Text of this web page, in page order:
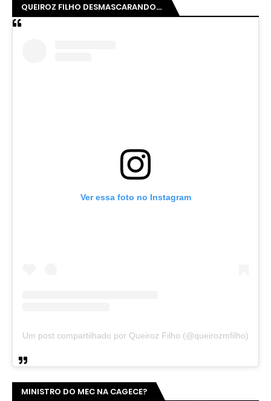
QUEIROZ FILHO DESMASCARANDO...
Ver essa foto no Instagram
Um post compartilhado por Queiroz Filho (@queirozmfilho)
MINISTRO DO MEC NA CAGECE?